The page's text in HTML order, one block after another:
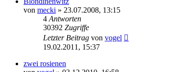
von mecki » 23.07.2008, 13:15
4 Antworten
30392 Zugriffe
Letzter Beitrag von vogel
19.02.2011, 15:37
zwei rosienen